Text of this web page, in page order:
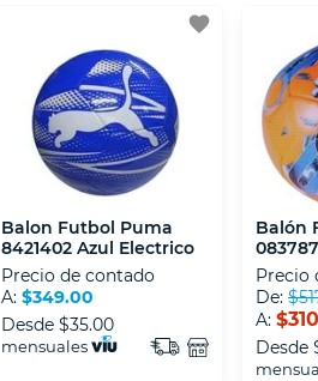
favorite
Balon Futbol Puma
8421402 Azul Electrico
Precio de contado
A: $349.00
Desde $35.00
mensuales
Balón
Precio
De:
A:
Desde